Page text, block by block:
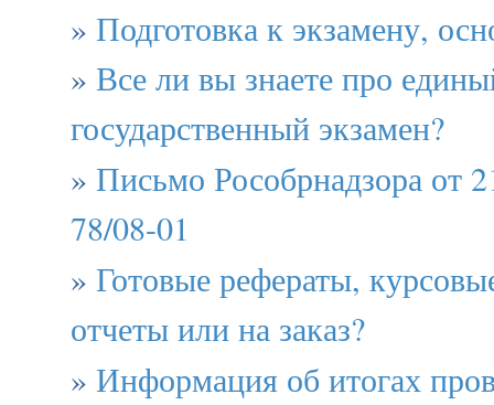
» Подготовка к экзамену,
» Все ли вы знаете про
государственный экзамен?
» Письмо Рособрнадзора от
78/08-01
» Готовые рефераты,
отчеты или на заказ?
» Информация об итогах